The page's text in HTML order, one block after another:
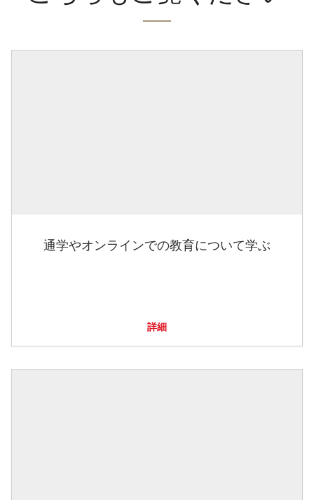
通学やオンラインでの教育について学ぶ
詳細